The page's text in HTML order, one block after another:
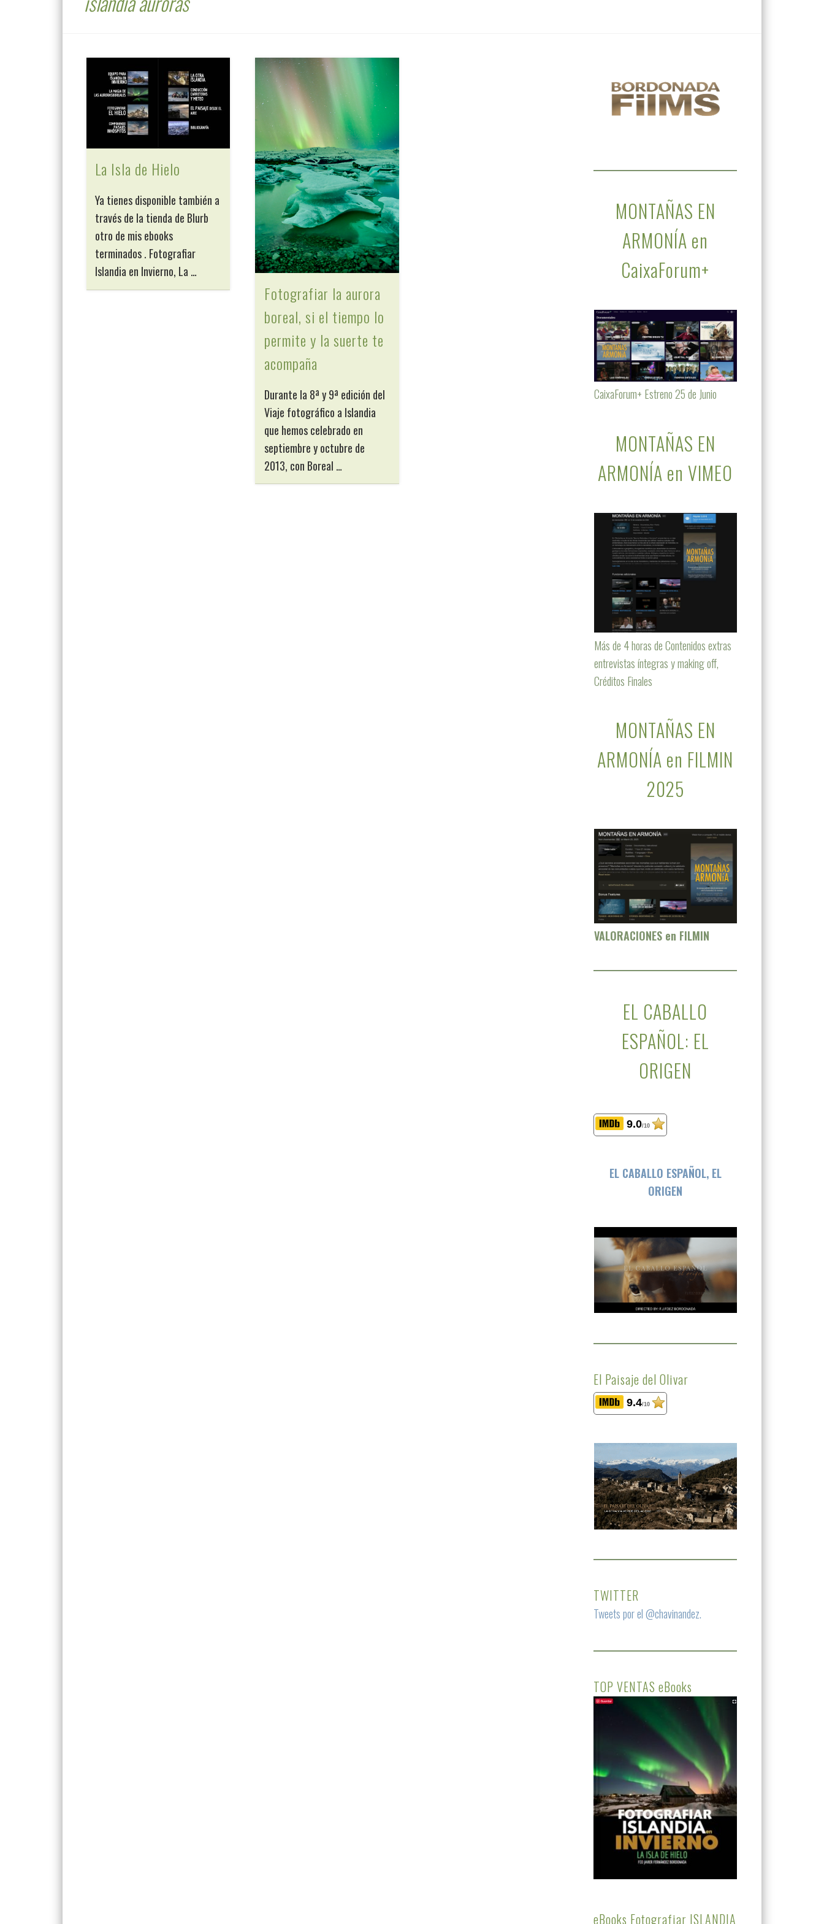
La Isla de Hielo
Ya tienes disponible también a
través de la tienda de Blurb
otro de mis ebooks
terminados . Fotografiar
Islandia en Invierno, La …
Fotografiar la aurora
boreal, si el tiempo lo
permite y la suerte te
acompaña
Durante la 8ª y 9ª edición del
Viaje fotográfico a Islandia
que hemos celebrado en
septiembre y octubre de
2013, con Boreal …
MONTAÑAS EN
ARMONÍA en
CaixaForum+
CaixaForum+ Estreno 25 de Junio
MONTAÑAS EN
ARMONÍA en VIMEO
Más de 4 horas de Contenidos extras
entrevistas íntegras y making off,
Créditos Finales
MONTAÑAS EN
ARMONÍA en FILMIN
2025
VALORACIONES en FILMIN
EL CABALLO
ESPAÑOL: EL
ORIGEN
9.0/10
EL CABALLO ESPAÑOL, EL
ORIGEN
El Paisaje del Olivar
9.4/10
TWITTER
Tweets por el @chavinandez.
TOP VENTAS eBooks
eBooks Fotografiar ISLANDIA